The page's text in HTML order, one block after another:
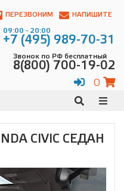
ПЕРЕЗВОНИМ НАПИШИТЕ
09:00 - 20:00
+7 (495) 989-70-31
Звонок по РФ бесплатный
8(800) 700-19-02
0
CIVIC СЕДАН